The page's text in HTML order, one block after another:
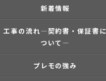
新着情報
工事の流れ―契約書・保証書に
ついて―
プレモの強み